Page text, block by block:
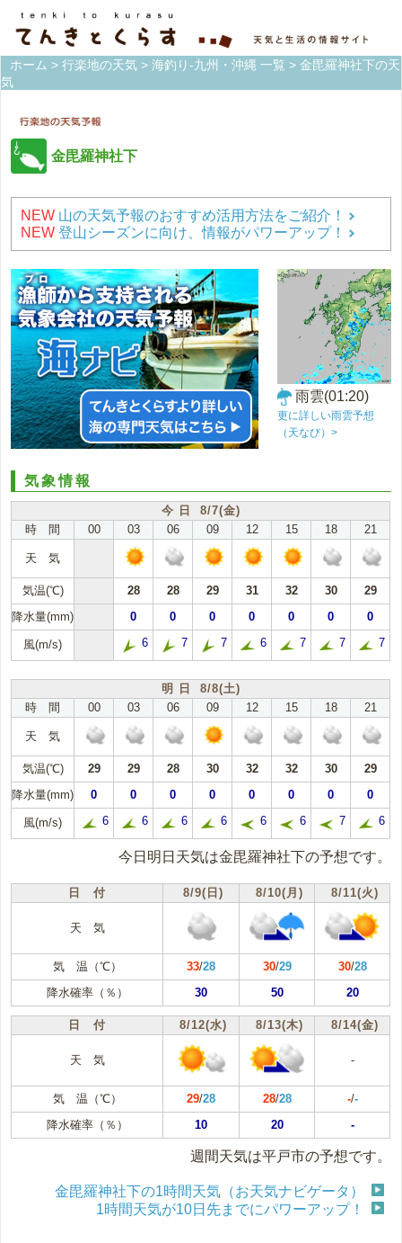
ホーム > 行楽地の天気 > 海釣り-九州・沖縄 一覧 > 金毘羅神社下の天
気
金毘羅神社下
NEW 山の天気予報のおすすめ活用方法をご紹介！
NEW 登山シーズンに向け、情報がパワーアップ！
雨雲(01:20)
更に詳しい雨雲予想
（天なび）>
気象情報
今 日 8/7(金)
時 間
00 03 06 09 12 15 18 21
天 気
気温(℃) 28 28 29 31 32 30
29
降水量(mm)
0 0 0 0 0 0 0
風(m/s) 6 7 7 6 7 7 7
明 日 8/8(土)
時 間
00 03 06 09 12 15 18 21
天 気
気温(℃) 29 29 28 30 32 32 30
29
降水量(mm)
0 0 0 0 0 0 0 0
風(m/s) 6 6 6 6 6 6 7 6
今日明日天気は金毘羅神社下の予想です。
日 付 8/9(日) 8/10(月) 8/11(火)
天 気
気 温（℃） 33/28 30/29 30/28
降水確率（％）
30 50 20
日 付 8/12(水) 8/13(木) 8/14(金)
天 気 -
気 温（℃） 29/28 28/28 -/-
降水確率（％）
10 20 -
週間天気は平戸市の予想です。
金毘羅神社下の1時間天気（お天気ナビゲータ）
1時間天気が10日先までにパワーアップ！